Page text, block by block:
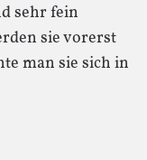
sehr fein
sie vorerst
man sie sich in